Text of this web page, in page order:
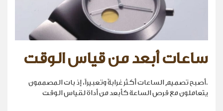
ساعات أبعد من قياس الوقت
.أصبح تصميم الساعات أكثر غرابةً وتعبيراً، إذ بات المصممون
يتعاملون مع قرص الساعة كأبعد من أداة لقياس الوقت